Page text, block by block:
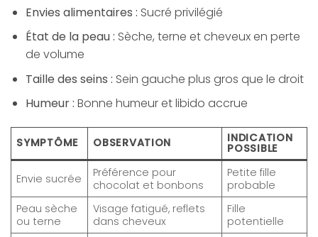
Envies alimentaires : Sucré privilégié
État de la peau : Sèche, terne et cheveux en perte
de volume
Taille des seins : Sein gauche plus gros que le droit
Humeur : Bonne humeur et libido accrue
SYMPTÔME OBSERVATION INDICATION
POSSIBLE
Envie sucrée
Préférence pour
chocolat et bonbons
Petite fille
probable
Peau sèche
ou terne
Visage fatigué, reflets
dans cheveux
Fille
potentielle